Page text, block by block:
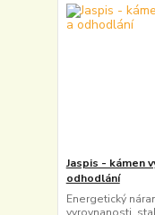
Jaspis - kámen
odhodlání
Energetický